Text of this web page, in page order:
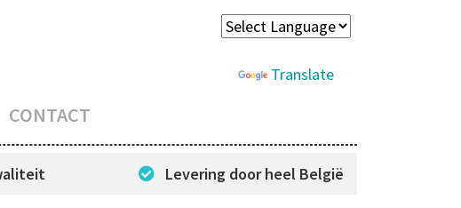
Translate
CONTACT
Levering door heel België